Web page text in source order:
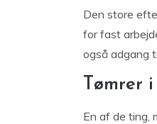
Den store
for fast
også adgang
Tømrer
En af de ting,